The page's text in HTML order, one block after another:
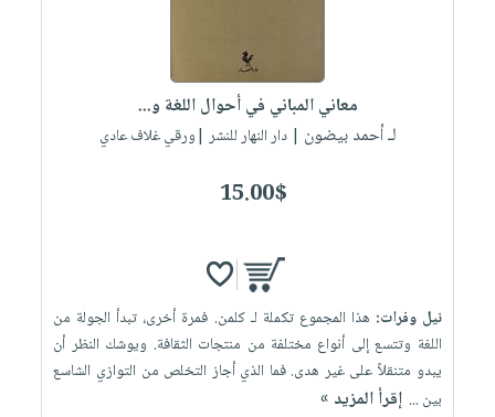
معاني المباني في أحوال اللغة و...
لـ أحمد بيضون | دار النهار للنشر |ورقي غلاف عادي
15.00$
نيل وفرات: هذا المجموع تكملة لـ كلمن. فمرة أخرى، تبدأ الجولة من
اللغة وتتسع إلى أنواع مختلفة من منتجات الثقافة. ويوشك النظر أن
يبدو متنقلاً على غير هدى. فما الذي أجاز التخلص من التوازي الشاسع
بين ... إقرأ المزيد »